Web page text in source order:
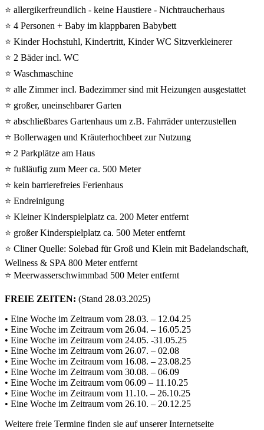
⭐ allergikerfreundlich - keine Haustiere - Nichtraucherhaus
⭐ 4 Personen + Baby im klappbaren Babybett
⭐ Kinder Hochstuhl, Kindertritt, Kinder WC Sitzverkleinerer
⭐ 2 Bäder incl. WC
⭐ Waschmaschine
⭐ alle Zimmer incl. Badezimmer sind mit Heizungen ausgestattet
⭐ großer, uneinsehbarer Garten
⭐ abschließbares Gartenhaus um z.B. Fahrräder unterzustellen
⭐ Bollerwagen und Kräuterhochbeet zur Nutzung
⭐ 2 Parkplätze am Haus
⭐ fußläufig zum Meer ca. 500 Meter
⭐ kein barrierefreies Ferienhaus
⭐ Endreinigung
⭐ Kleiner Kinderspielplatz ca. 200 Meter entfernt
⭐ großer Kinderspielplatz ca. 500 Meter entfernt
⭐ Cliner Quelle: Solebad für Groß und Klein mit Badelandschaft,
Wellness & SPA 800 Meter entfernt
⭐ Meerwasserschwimmbad 500 Meter entfernt
FREIE ZEITEN: (Stand 28.03.2025)
• Eine Woche im Zeitraum vom 28.03. – 12.04.25
• Eine Woche im Zeitraum vom 26.04. – 16.05.25
• Eine Woche im Zeitraum vom 24.05. -31.05.25
• Eine Woche im Zeitraum vom 26.07. – 02.08
• Eine Woche im Zeitraum vom 16.08. – 23.08.25
• Eine Woche im Zeitraum vom 30.08. – 06.09
• Eine Woche im Zeitraum vom 06.09 – 11.10.25
• Eine Woche im Zeitraum vom 11.10. – 26.10.25
• Eine Woche im Zeitraum vom 26.10. – 20.12.25
Weitere freie Termine finden sie auf unserer Internetseite